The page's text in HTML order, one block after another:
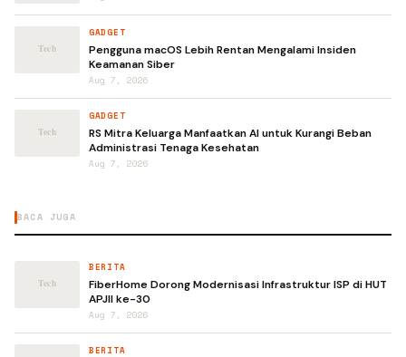
GADGET
Pengguna macOS Lebih Rentan Mengalami Insiden
Keamanan Siber
Aug 7, 2026
GADGET
RS Mitra Keluarga Manfaatkan AI untuk Kurangi Beban
Administrasi Tenaga Kesehatan
Aug 7, 2026
BACA JUGA
BERITA
FiberHome Dorong Modernisasi Infrastruktur ISP di HUT
APJII ke-30
Aug 7, 2026
BERITA